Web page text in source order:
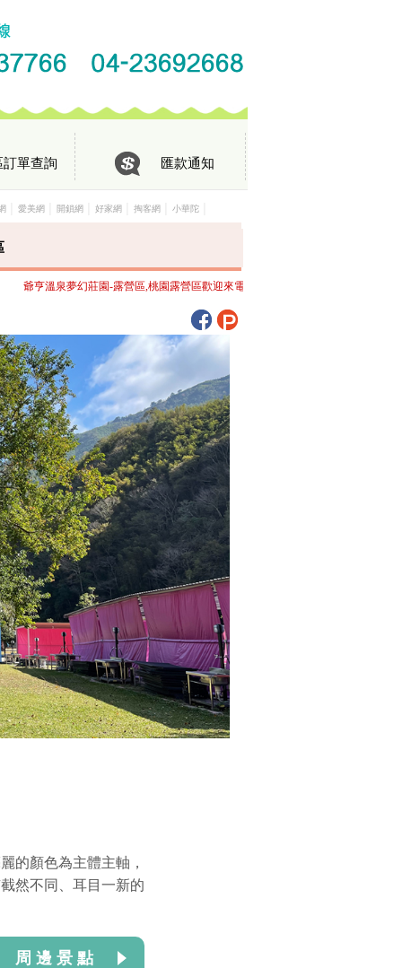
單查詢 匯款通知
愛美網 開鎖網 好家網 掏客網 小華陀
亨溫泉夢幻莊園-露營區,桃園露營區歡迎來電洽詢，竭誠為您服務
的顏色為主體主軸，
然不同、耳目一新的
周 邊 景 點